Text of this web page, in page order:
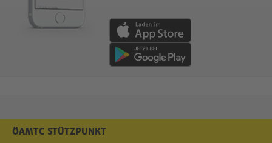
Download von App im Apple App Store
Download von App im Google Play Store
ÖAMTC STÜTZPUNKT